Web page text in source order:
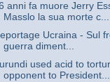
anni fa muore Jerry
Masslo la sua morte c...
Ucraina - Sul
guerra diment...
used acid to
opponent to President...